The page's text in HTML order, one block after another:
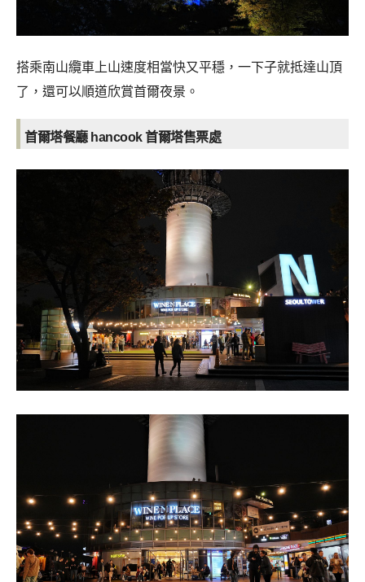
搭乘南山纜車上山速度相當快又平穩，一下子就抵達山頂
了，還可以順道欣賞首爾夜景。
首爾塔餐廳 hancook 首爾塔售票處